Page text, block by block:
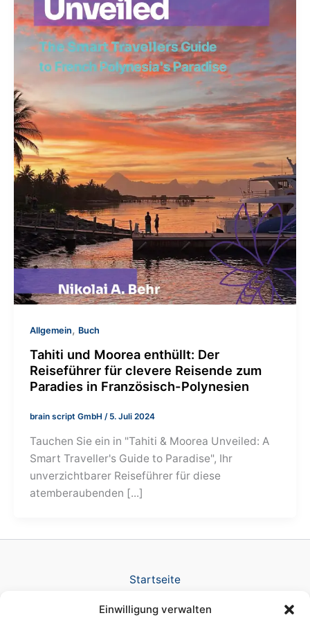
Einwilligung verwalten
Allgemein, Buch
Tahiti und Moorea enthüllt: Der
Reiseführer für clevere Reisende zum
Paradies in Französisch-Polynesien
brain script GmbH / 5. Juli 2024
Tauchen Sie ein in "Tahiti & Moorea Unveiled: A
Smart Traveller's Guide to Paradise", Ihr
unverzichtbarer Reiseführer für diese
atemberaubenden [...]
Startseite
TV Produktion